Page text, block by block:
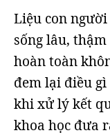
Liệu con
sống lâu,
hoàn toàn
đem lại điều
khi xử lý kết
khoa học đưa